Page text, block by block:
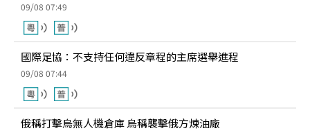
09/08 07:49
國際足協：不支持任何違反章程的主席選舉進程
09/08 07:44
俄稱打擊烏無人機倉庫 烏稱襲擊俄方煉油廠